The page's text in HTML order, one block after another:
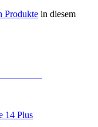
Produkte in diesem
14 Plus